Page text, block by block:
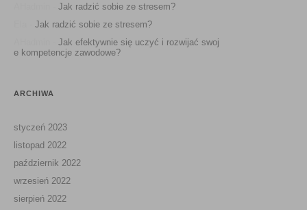
Jak radzić sobie ze stresem?
Jak radzić sobie ze stresem?
Jak efektywnie się uczyć i rozwijać swoj
e kompetencje zawodowe?
ARCHIWA
styczeń 2023
listopad 2022
październik 2022
wrzesień 2022
sierpień 2022